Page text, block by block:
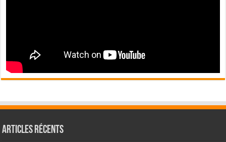
Articles récents